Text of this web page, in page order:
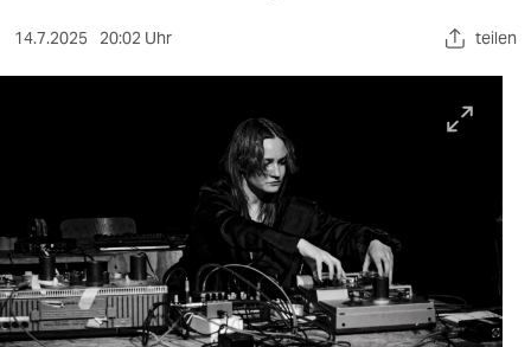
sport
wahrheit
verlag
verlag
14.7.2025 20:02 Uhr teilen